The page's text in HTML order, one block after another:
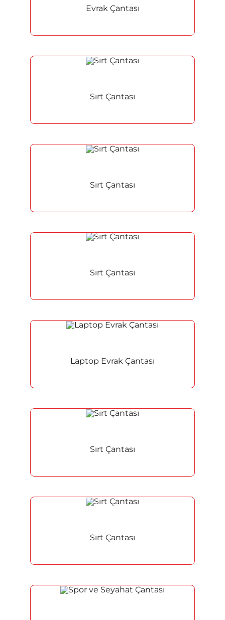
Evrak Çantası
Sırt Çantası
Sırt Çantası
Sırt Çantası
Laptop Evrak Çantası
Sırt Çantası
Sırt Çantası
Hakkımızda
Ürünler
Hizmetler
İletişim